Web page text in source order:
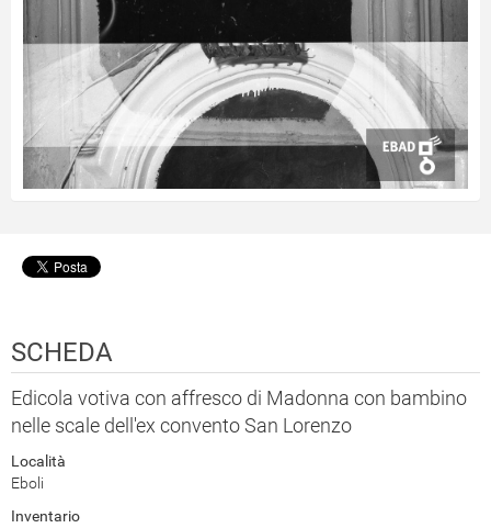
SCHEDA
Edicola votiva con affresco di Madonna con bambino
nelle scale dell'ex convento San Lorenzo
Località
Eboli
Inventario